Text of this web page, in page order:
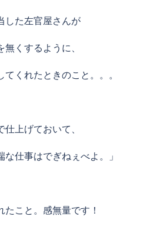
した左官屋さんが
くするように、
くれたときのこと。。。
仕上げておいて、
仕事はでぎねぇべよ。」
こと。感無量です！